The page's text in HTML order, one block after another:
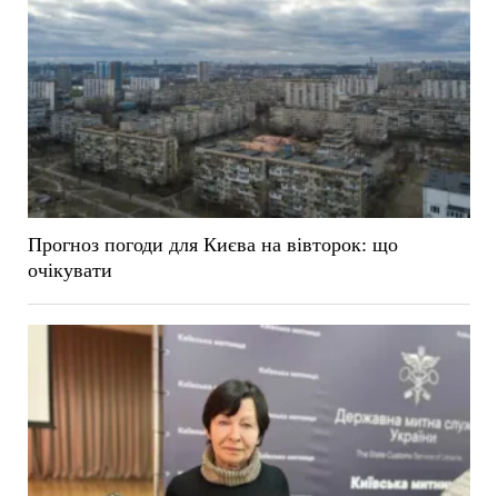
Прогноз погоди для Києва на вівторок: що
очікувати